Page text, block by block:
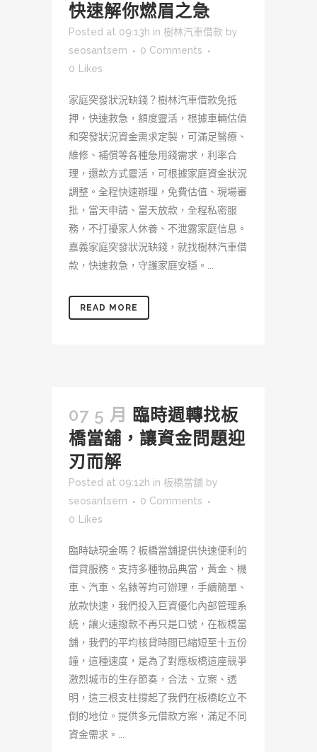
快速解你燃眉之急
Posted at 09:13h in 樹林汽車借款 by
seosantsem
0 Comments
0 Likes
家庭突發狀況缺錢？樹林汽車借款免抵
押，快速救急，額度靈活，根據車輛估值
和突發狀況資金需求定製，可滿足醫療、
維修、補償等各種急用錢需求，利率合
理，還款方式靈活，可根據家庭資金狀況
調整。全程快速辦理，免費估值、現場審
批，當天申請、當天放款，全程私密服
務，不打擾家人休養、不泄露家庭信息。
嘉義家庭突發狀況缺錢，就找樹林汽車借
款，快速救急，守護家庭安穩。...
READ MORE
07 5 月
臨時週轉找板
橋當舖，讓資金問題迎
刃而解
Posted at 09:12h in 板橋當舖 by
seosantsem
0 Comments
0 Likes
臨時缺現金嗎？板橋當舖提供快速便利的
借貸服務。支持多種物品典當，黃金、機
車、汽車、名錶等均可辦理，手續簡單、
放款快速，我們投入巨資優化內部管理系
統，讓火速撥款不再只是口號，在板橋當
舖，我們的平均核貸時間已縮短至十五份
鐘，這種速度，是為了對應板橋這座競爭
激烈城市的生存節奏，合法、立案、透
明，這三根支柱撐起了我們在板橋屹立不
倒的地位。提供多元借款方案，滿足不同
資金需求。...